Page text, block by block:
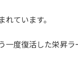
ています。
度復活した栄昇ラ